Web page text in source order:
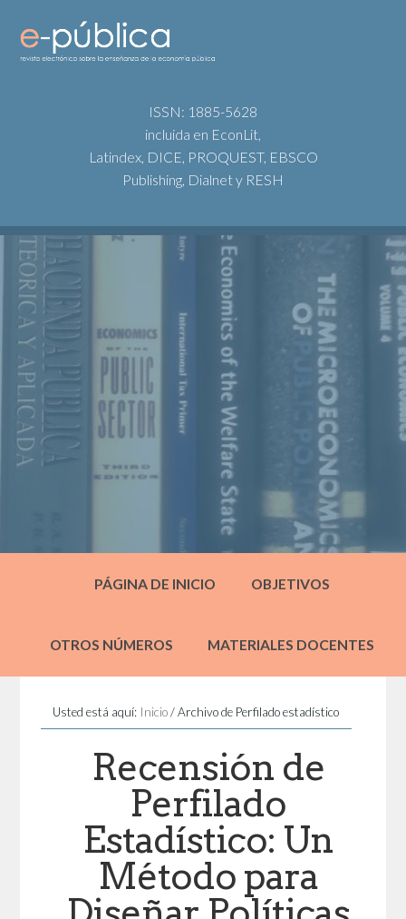
ISSN: 1885-5628
incluida en EconLit,
Latindex, DICE, PROQUEST, EBSCO
Publishing, Dialnet y RESH
PÁGINA DE INICIO OBJETIVOS
OTROS NÚMEROS MATERIALES DOCENTES
Usted está aquí: Inicio /Archivo de Perfilado estadístico
Recensión de
Perfilado
Estadístico: Un
Método para